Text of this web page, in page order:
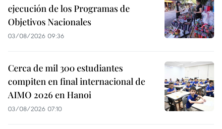
ejecución de los Programas de
Objetivos Nacionales
03/08/2026 09:36
Cerca de mil 300 estudiantes
compiten en final internacional de
AIMO 2026 en Hanoi
03/08/2026 07:10